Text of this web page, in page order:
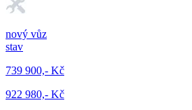
nový vůz
stav
739 900,- Kč
922 980,- Kč